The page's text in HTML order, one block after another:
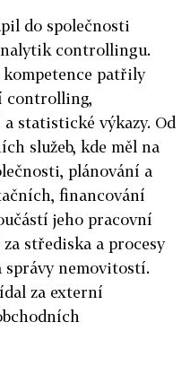
do společnosti
controllingu.
patřily
controlling,
statistické výkazy. Od
služeb, kde měl na
plánování a
financování
jeho pracovní
střediska a procesy
správy nemovitostí.
za externí